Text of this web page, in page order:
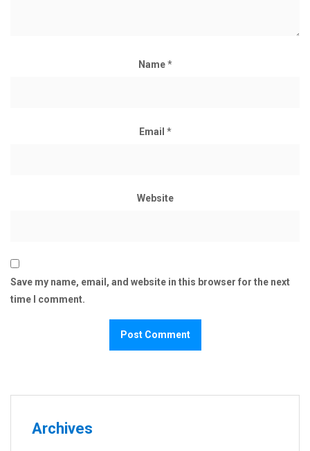
Name*
Email *
Website
Save my name, email, and website in this browser for the next
time I comment.
Archives